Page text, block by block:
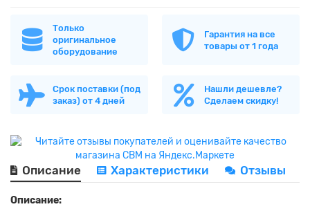
Только
оригинальное
оборудование
Гарантия на все
товары от 1 года
Срок поставки (под
заказ) от 4 дней
Нашли дешевле?
Сделаем скидку!
Описание Характеристики Отзывы
Описание: